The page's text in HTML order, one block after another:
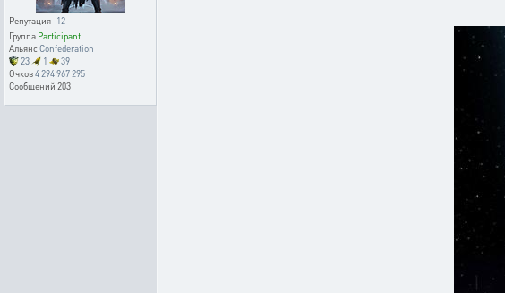
Репутация-12
Группа Participant
АльянсConfederation
23
1
39
Очков4 294 967 295
Сообщений 203